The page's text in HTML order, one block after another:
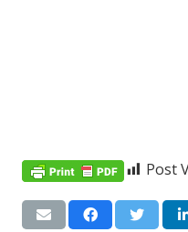
Post